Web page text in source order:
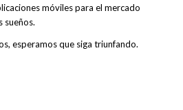
móviles para el mercado
sueños.
esperamos que siga triunfando.